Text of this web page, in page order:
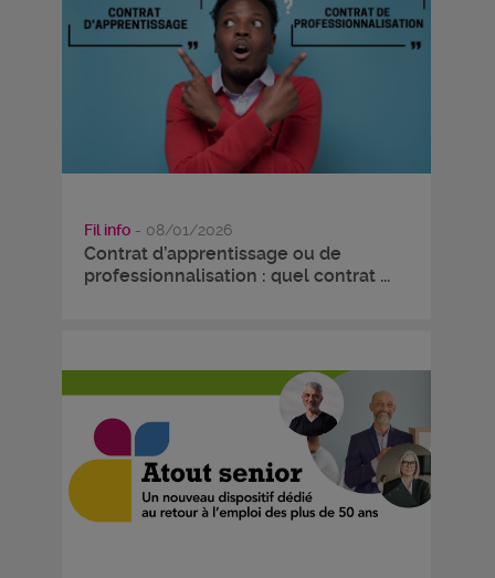
Fil info - 08/01/2026
Contrat d’apprentissage ou de
professionnalisation : quel contrat ...